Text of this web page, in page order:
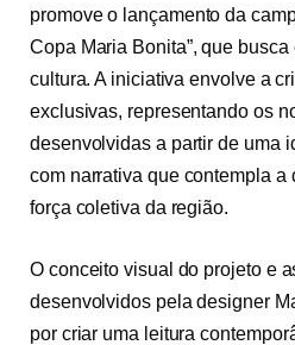
promove o lançamento da
Copa Maria Bonita”, que
cultura. A iniciativa envolve a
exclusivas, representando os
desenvolvidas a partir de uma
com narrativa que contempla a
força coletiva da região.
O conceito visual do projeto e
desenvolvidos pela designer
por criar uma leitura